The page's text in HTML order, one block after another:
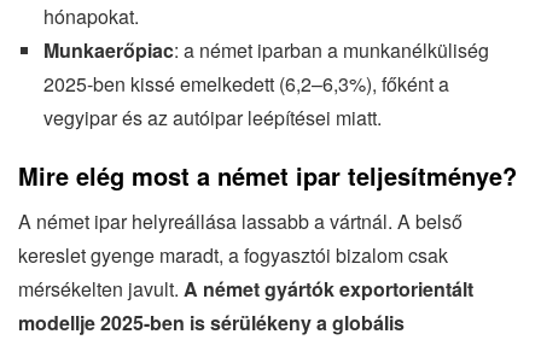
hónapokat.
Munkaerőpiac: a német iparban a munkanélküliség
2025-ben kissé emelkedett (6,2–6,3%), főként a
vegyipar és az autóipar leépítései miatt.
Mire elég most a német ipar teljesítménye?
A német ipar helyreállása lassabb a vártnál. A belső
kereslet gyenge maradt, a fogyasztói bizalom csak
mérsékelten javult. A német gyártók exportorientált
modellje 2025-ben is sérülékeny a globális